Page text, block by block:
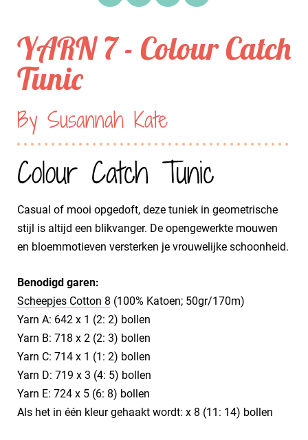
YARN 7 - Colour Catch
Tunic
By Susannah Kate
Colour Catch Tunic
Casual of mooi opgedoft, deze tuniek in geometrische
stijl is altijd een blikvanger. De opengewerkte mouwen
en bloemmotieven versterken je vrouwelijke schoonheid.
Benodigd garen:
Scheepjes Cotton 8 (100% Katoen; 50gr/170m)
Yarn A: 642 x 1 (2: 2) bollen
Yarn B: 718 x 2 (2: 3) bollen
Yarn C: 714 x 1 (1: 2) bollen
Yarn D: 719 x 3 (4: 5) bollen
Yarn E: 724 x 5 (6: 8) bollen
Als het in één kleur gehaakt wordt: x 8 (11: 14) bollen